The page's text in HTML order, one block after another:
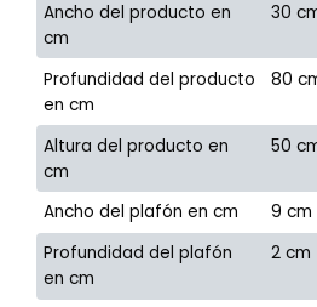
Ancho del producto en
cm
30
Profundidad del producto
en cm
80
Altura del producto en
cm
50
Ancho del plafón en cm
9 cm
Profundidad del plafón
en cm
2 cm